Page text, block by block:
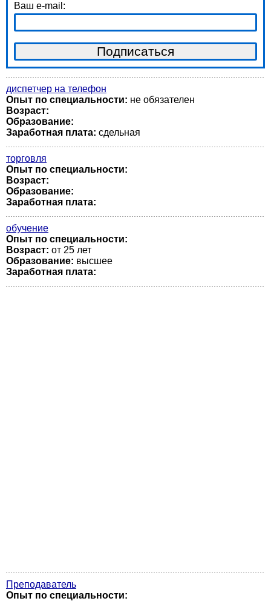
Ваш e-mail:
диспетчер на телефон
Опыт по специальности: не обязателен
Возраст:
Образование:
Заработная плата: сдельная
торговля
Опыт по специальности:
Возраст:
Образование:
Заработная плата:
обучение
Опыт по специальности:
Возраст: от 25 лет
Образование: высшее
Заработная плата:
Преподаватель
Опыт по специальности: